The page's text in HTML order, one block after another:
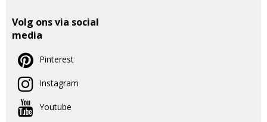
Volg ons via social
media
Pinterest
Instagram
Youtube